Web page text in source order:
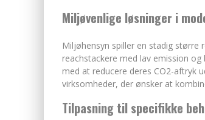
Miljøvenlige løsninger i
Miljøhensyn spiller en stadig større
reachstackere med lav emission
med at reducere deres CO2-aftryk
virksomheder, der ønsker at
Tilpasning til specifikke